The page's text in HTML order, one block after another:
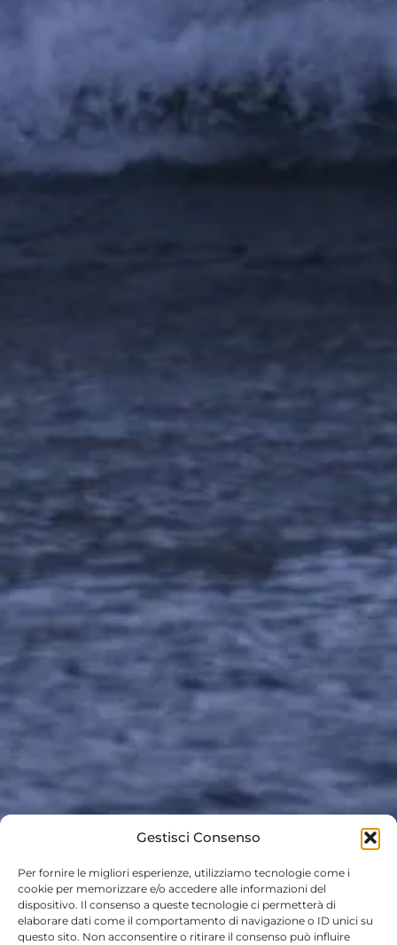
Gestisci Consenso
Per fornire le migliori esperienze, utilizziamo tecnologie come i
cookie per memorizzare e/o accedere alle informazioni del
dispositivo. Il consenso a queste tecnologie ci permetterà di
elaborare dati come il comportamento di navigazione o ID unici su
questo sito. Non acconsentire o ritirare il consenso può influire